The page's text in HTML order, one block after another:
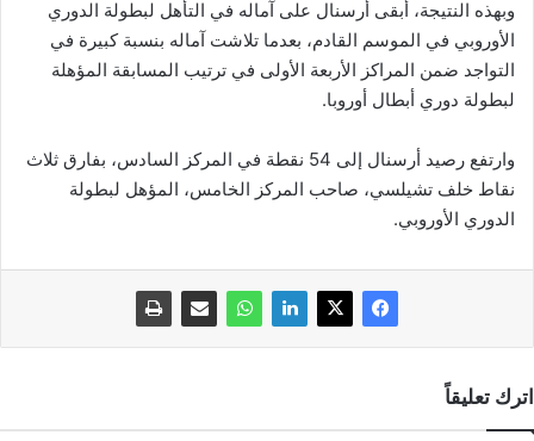
وبهذه النتيجة، أبقى أرسنال على آماله في التأهل لبطولة الدوري
الأوروبي في الموسم القادم، بعدما تلاشت آماله بنسبة كبيرة في
التواجد ضمن المراكز الأربعة الأولى في ترتيب المسابقة المؤهلة
لبطولة دوري أبطال أوروبا.
وارتفع رصيد أرسنال إلى 54 نقطة في المركز السادس، بفارق ثلاث
نقاط خلف تشيلسي، صاحب المركز الخامس، المؤهل لبطولة
الدوري الأوروبي.
اترك تعليقاً